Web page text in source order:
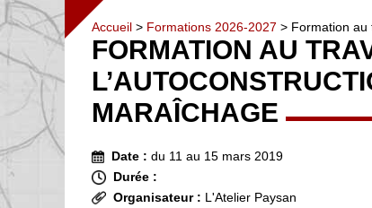
Accueil > Formations 2026-2027 > Formation au
FORMATION AU
MARAÎCHAGE
Date : du 11 au 15 mars 2019
Durée :
Organisateur : L'Atelier Paysan